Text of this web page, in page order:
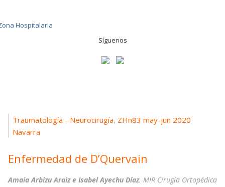
Síguenos
Traumatología - Neurocirugía, ZHn83 may-jun 2020
Navarra
Enfermedad de D’Quervain
Amaia Arbizu Araiz e Isabel Ayechu Díaz. MIR Cirugía Ortopédica